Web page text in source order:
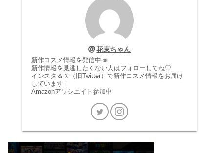
花束ちゃん
新作コスメ情報を発信中📣
新作情報を見逃したくない人はフォローしてね♡
インスタ＆Ｘ（旧Twitter）で新作コスメ情報をお届け
しています！
Amazonアソシエイト参加中